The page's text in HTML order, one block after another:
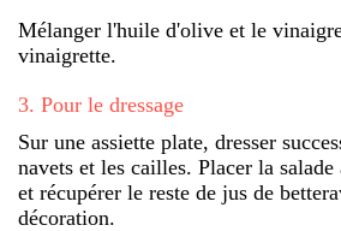
Mélanger l'huile d'olive et le
vinaigrette.
3. Pour le dressage
Sur une assiette plate, dresser
navets et les cailles. Placer la salade
et récupérer le reste de jus de
décoration.